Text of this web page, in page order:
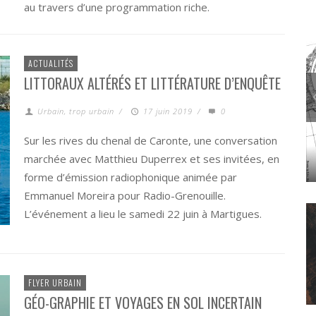
au travers d’une programmation riche.
ACTUALITÉS
LITTORAUX ALTÉRÉS ET LITTÉRATURE D’ENQUÊTE
Urbain, trop urbain / 17 juin 2019 / 0
Sur les rives du chenal de Caronte, une conversation
marchée avec Matthieu Duperrex et ses invitées, en
forme d’émission radiophonique animée par
Emmanuel Moreira pour Radio-Grenouille.
L’événement a lieu le samedi 22 juin à Martigues.
FLYER URBAIN
GÉO-GRAPHIE ET VOYAGES EN SOL INCERTAIN
CRITICAL ZONES. OBSERVATORIES FOR EARTHLY POLITICS